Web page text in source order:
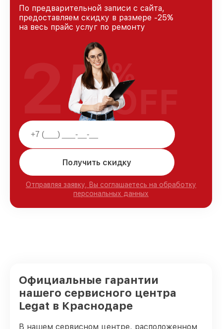
По предварительной записи с сайта,
предоставляем скидку в размере -25%
на весь прайс услуг по ремонту
Получить скидку
Отправляя заявку, Вы соглашаетесь на обработку
персональных данных
25%
OFF
Официальные гарантии
нашего сервисного центра
Legat в Краснодаре
В нашем сервисном центре, расположенном